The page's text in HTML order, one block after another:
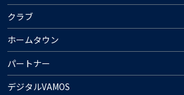
クラブ
ホームタウン
パートナー
デジタルVAMOS